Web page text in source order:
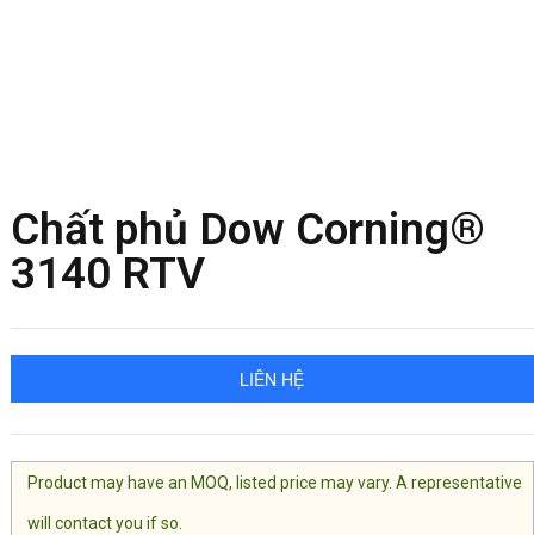
Chất phủ Dow Corning®
3140 RTV
LIÊN HỆ
Product may have an MOQ, listed price may vary. A representative
will contact you if so.